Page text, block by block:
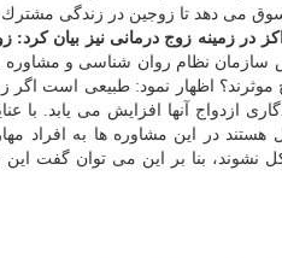
می دهد تا زوجین در زندگی مشترك
در زمینه زوج درمانی نیز بیان
نظام روان شناسی و مشاوره
موثرند؟ اظهار نمود: طبیعی است اگر
ازدواج آنها افزایش می یابد.
هستند در این مشاوره ها به افراد
بنا بر این می توان گفت این